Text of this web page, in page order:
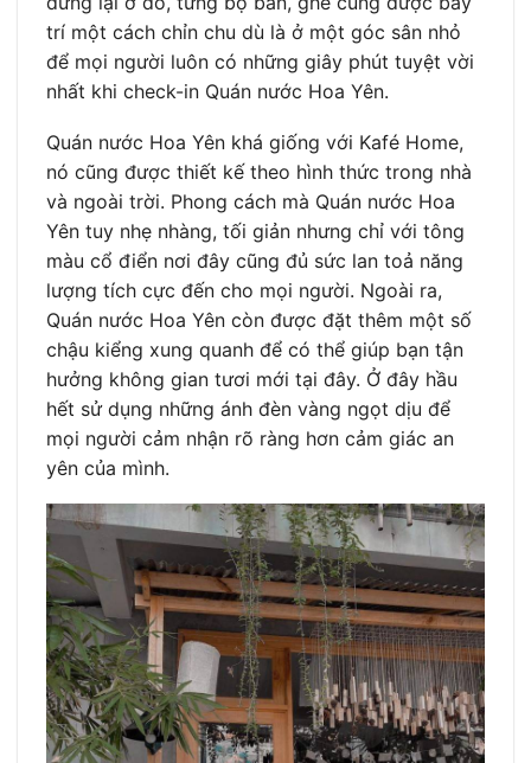
trí một cách chỉn chu dù là ở một góc sân nhỏ
để mọi người luôn có những giây phút tuyệt vời
nhất khi check-in Quán nước Hoa Yên.
Quán nước Hoa Yên khá giống với Kafé Home,
nó cũng được thiết kế theo hình thức trong nhà
và ngoài trời. Phong cách mà Quán nước Hoa
Yên tuy nhẹ nhàng, tối giản nhưng chỉ với tông
màu cổ điển nơi đây cũng đủ sức lan toả năng
lượng tích cực đến cho mọi người. Ngoài ra,
Quán nước Hoa Yên còn được đặt thêm một số
chậu kiểng xung quanh để có thể giúp bạn tận
hưởng không gian tươi mới tại đây. Ở đây hầu
hết sử dụng những ánh đèn vàng ngọt dịu để
mọi người cảm nhận rõ ràng hơn cảm giác an
yên của mình.